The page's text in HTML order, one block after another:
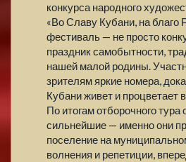
конкурса народного
«Во Славу Кубани, на благо
фестиваль — не просто
праздник самобытности,
нашей малой родины.
зрителям яркие номера,
Кубани живет и процветает
По итогам отборочного
сильнейшие — именно они
поселение на
волнения и репетиции,